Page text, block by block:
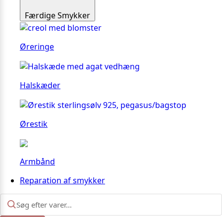
Færdige Smykker
Øreringe
Halskæder
Ørestik
Armbånd
Reparation af smykker